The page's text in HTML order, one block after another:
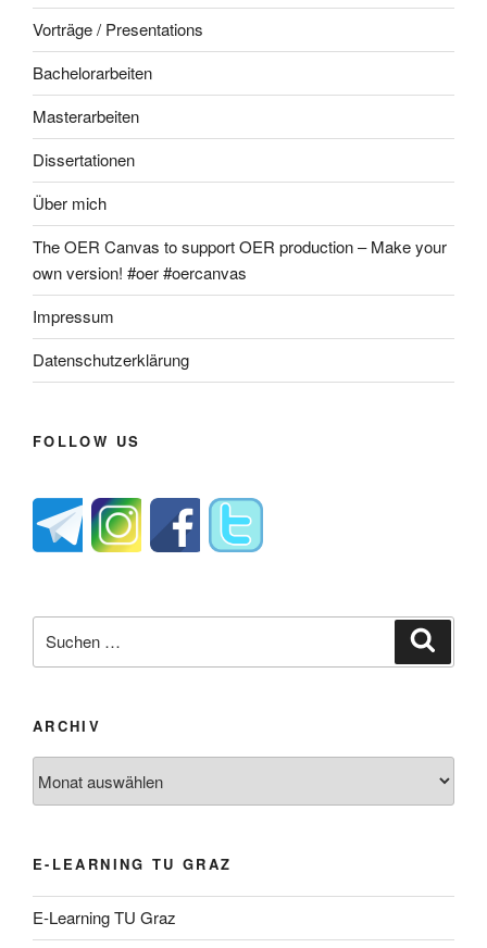
Vorträge / Presentations
Bachelorarbeiten
Masterarbeiten
Dissertationen
Über mich
The OER Canvas to support OER production – Make your
own version! #oer #oercanvas
Impressum
Datenschutzerklärung
FOLLOW US
nach:
ARCHIV
E-LEARNING TU GRAZ
E-Learning TU Graz